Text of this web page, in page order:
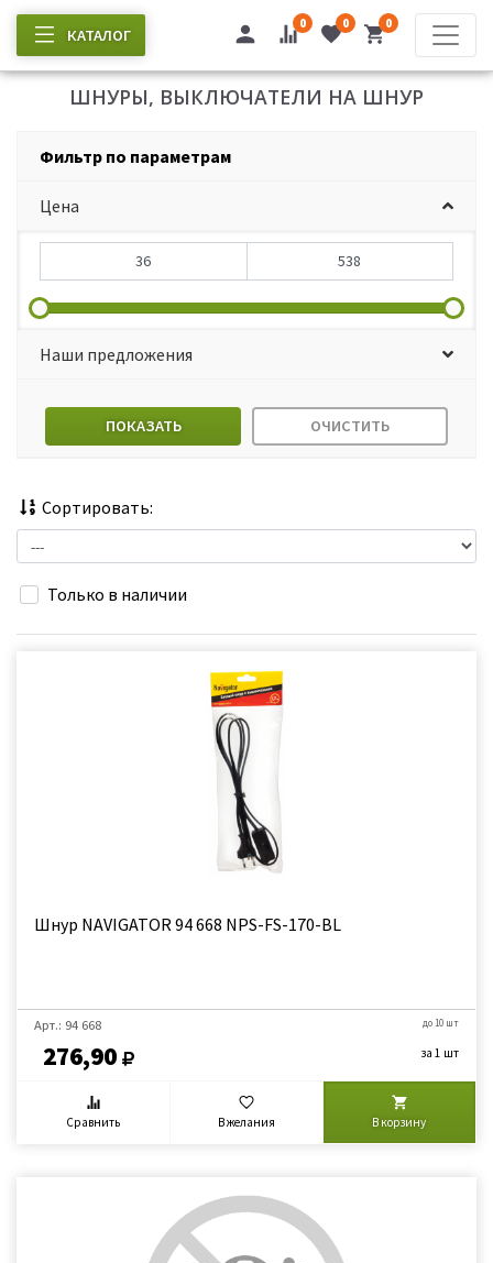
КАТАЛОГ
0 0 0
ШНУРЫ, ВЫКЛЮЧАТЕЛИ НА ШНУР
Фильтр по параметрам
Цена
Наши предложения
ПОКАЗАТЬ ОЧИСТИТЬ
Сортировать:
Только в наличии
Шнур NAVIGATOR 94 668 NPS-FS-170-BL
Арт.: 94 668
276,90
до 10 шт
за 1 шт
Сравнить В желания В корзину